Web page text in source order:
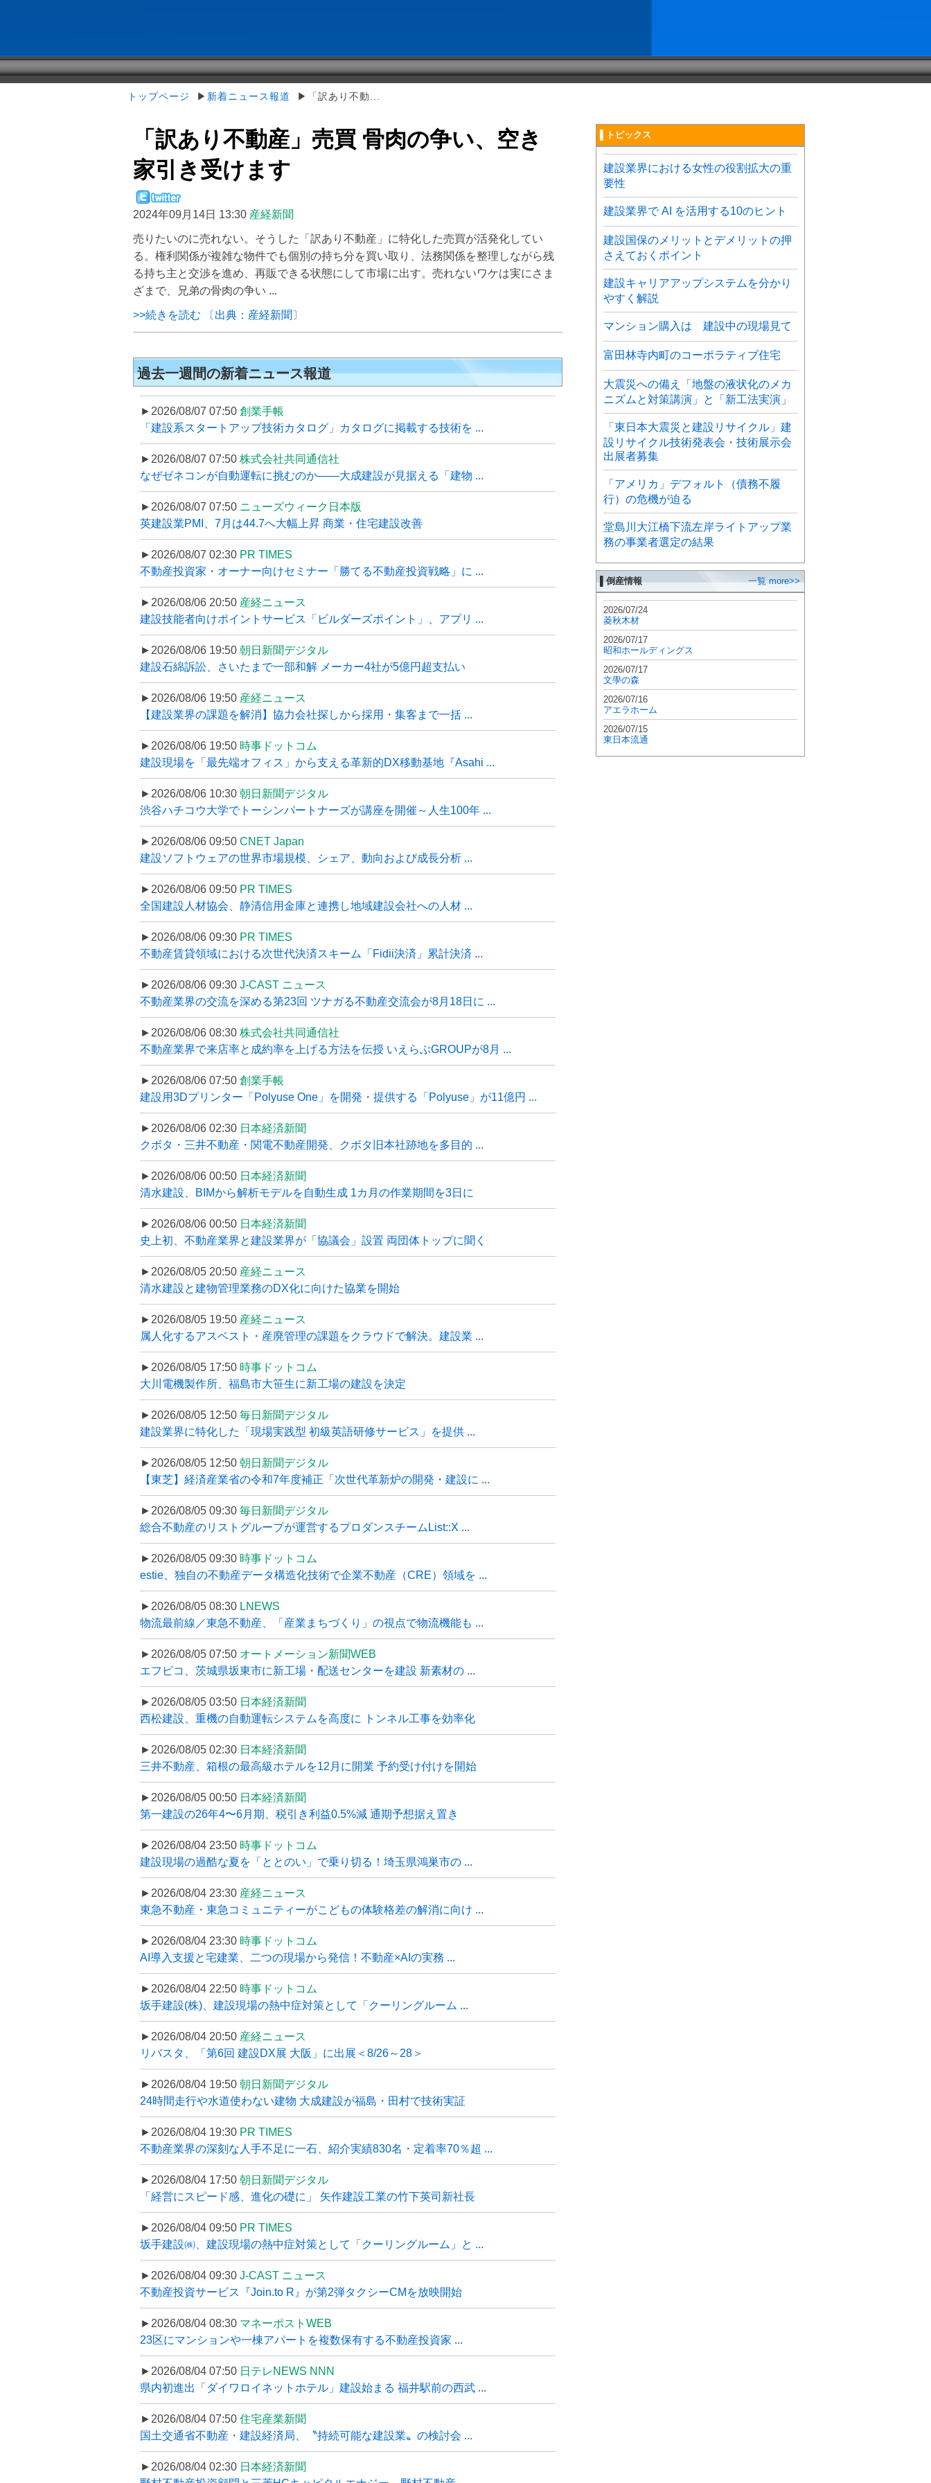
トップページ ▶ 新着ニュース報道 ▶「訳あり不動...
「訳あり不動産」売買 骨肉の争い、空き
家引き受けます
2024年09月14日 13:30 産経新聞
売りたいのに売れない。そうした「訳あり不動産」に特化した売買が活発化してい
る。権利関係が複雑な物件でも個別の持ち分を買い取り、法務関係を整理しながら残
る持ち主と交渉を進め、再販できる状態にして市場に出す。売れないワケは実にさま
ざまで、兄弟の骨肉の争い ...
>>続きを読む 〔出典：産経新聞〕
過去一週間の新着ニュース報道
►2026/08/07 07:50 創業手帳
「建設系スタートアップ技術カタログ」カタログに掲載する技術を ...
►2026/08/07 07:50 株式会社共同通信社
なぜゼネコンが自動運転に挑むのか――大成建設が見据える「建物 ...
►2026/08/07 07:50 ニューズウィーク日本版
英建設業PMI、7月は44.7へ大幅上昇 商業・住宅建設改善
►2026/08/07 02:30 PR TIMES
不動産投資家・オーナー向けセミナー「勝てる不動産投資戦略」に ...
►2026/08/06 20:50 産経ニュース
建設技能者向けポイントサービス「ビルダーズポイント」、アプリ ...
►2026/08/06 19:50 朝日新聞デジタル
建設石綿訴訟、さいたまで一部和解 メーカー4社が5億円超支払い
►2026/08/06 19:50 産経ニュース
【建設業界の課題を解消】協力会社探しから採用・集客まで一括 ...
►2026/08/06 19:50 時事ドットコム
建設現場を「最先端オフィス」から支える革新的DX移動基地『Asahi ...
►2026/08/06 10:30 朝日新聞デジタル
渋谷ハチコウ大学でトーシンパートナーズが講座を開催～人生100年 ...
►2026/08/06 09:50 CNET Japan
建設ソフトウェアの世界市場規模、シェア、動向および成長分析 ...
►2026/08/06 09:50 PR TIMES
全国建設人材協会、静清信用金庫と連携し地域建設会社への人材 ...
►2026/08/06 09:30 PR TIMES
不動産賃貸領域における次世代決済スキーム「Fidii決済」累計決済 ...
►2026/08/06 09:30 J-CAST ニュース
不動産業界の交流を深める第23回 ツナガる不動産交流会が8月18日に ...
►2026/08/06 08:30 株式会社共同通信社
不動産業界で来店率と成約率を上げる方法を伝授 いえらぶGROUPが8月 ...
►2026/08/06 07:50 創業手帳
建設用3Dプリンター「Polyuse One」を開発・提供する「Polyuse」が11億円 ...
►2026/08/06 02:30 日本経済新聞
クボタ・三井不動産・関電不動産開発、クボタ旧本社跡地を多目的 ...
►2026/08/06 00:50 日本経済新聞
清水建設、BIMから解析モデルを自動生成 1カ月の作業期間を3日に
►2026/08/06 00:50 日本経済新聞
史上初、不動産業界と建設業界が「協議会」設置 両団体トップに聞く
►2026/08/05 20:50 産経ニュース
清水建設と建物管理業務のDX化に向けた協業を開始
►2026/08/05 19:50 産経ニュース
属人化するアスベスト・産廃管理の課題をクラウドで解決。建設業 ...
►2026/08/05 17:50 時事ドットコム
大川電機製作所、福島市大笹生に新工場の建設を決定
►2026/08/05 12:50 毎日新聞デジタル
建設業界に特化した「現場実践型 初級英語研修サービス」を提供 ...
►2026/08/05 12:50 朝日新聞デジタル
【東芝】経済産業省の令和7年度補正「次世代革新炉の開発・建設に ...
►2026/08/05 09:30 毎日新聞デジタル
総合不動産のリストグループが運営するプロダンスチームList::X ...
►2026/08/05 09:30 時事ドットコム
estie、独自の不動産データ構造化技術で企業不動産（CRE）領域を ...
►2026/08/05 08:30 LNEWS
物流最前線／東急不動産、「産業まちづくり」の視点で物流機能も ...
►2026/08/05 07:50 オートメーション新聞WEB
エフピコ、茨城県坂東市に新工場・配送センターを建設 新素材の ...
►2026/08/05 03:50 日本経済新聞
西松建設、重機の自動運転システムを高度に トンネル工事を効率化
►2026/08/05 02:30 日本経済新聞
三井不動産、箱根の最高級ホテルを12月に開業 予約受け付けを開始
►2026/08/05 00:50 日本経済新聞
第一建設の26年4〜6月期、税引き利益0.5%減 通期予想据え置き
►2026/08/04 23:50 時事ドットコム
建設現場の過酷な夏を「ととのい」で乗り切る！埼玉県鴻巣市の ...
►2026/08/04 23:30 産経ニュース
東急不動産・東急コミュニティーがこどもの体験格差の解消に向け ...
►2026/08/04 23:30 時事ドットコム
AI導入支援と宅建業、二つの現場から発信！不動産×AIの実務 ...
►2026/08/04 22:50 時事ドットコム
坂手建設(株)、建設現場の熱中症対策として「クーリングルーム ...
►2026/08/04 20:50 産経ニュース
リバスタ、「第6回 建設DX展 大阪」に出展＜8/26～28＞
►2026/08/04 19:50 朝日新聞デジタル
24時間走行や水道使わない建物 大成建設が福島・田村で技術実証
►2026/08/04 19:30 PR TIMES
不動産業界の深刻な人手不足に一石、紹介実績830名・定着率70％超 ...
►2026/08/04 17:50 朝日新聞デジタル
「経営にスピード感、進化の礎に」 矢作建設工業の竹下英司新社長
►2026/08/04 09:50 PR TIMES
坂手建設㈱、建設現場の熱中症対策として「クーリングルーム」と ...
►2026/08/04 09:30 J-CAST ニュース
不動産投資サービス『Join.to R』が第2弾タクシーCMを放映開始
►2026/08/04 08:30 マネーポストWEB
23区にマンションや一棟アパートを複数保有する不動産投資家 ...
►2026/08/04 07:50 日テレNEWS NNN
県内初進出「ダイワロイネットホテル」建設始まる 福井駅前の西武 ...
►2026/08/04 07:50 住宅産業新聞
国土交通省不動産・建設経済局、〝持続可能な建設業〟の検討会 ...
►2026/08/04 02:30 日本経済新聞
▌トピックス
建設業界における女性の役割拡大の重
要性
建設業界で AI を活用する10のヒント
建設国保のメリットとデメリットの押
さえておくポイント
建設キャリアアップシステムを分かり
やすく解説
マンション購入は 建設中の現場見て
富田林寺内町のコーポラティブ住宅
大震災への備え「地盤の液状化のメカ
ニズムと対策講演」と「新工法実演」
「東日本大震災と建設リサイクル」建
設リサイクル技術発表会・技術展示会
出展者募集
「アメリカ」デフォルト（債務不履
行）の危機が迫る
堂島川大江橋下流左岸ライトアップ業
務の事業者選定の結果
▌倒産情報 一覧 more>>
2026/07/24
菱秋木材
2026/07/17
昭和ホールディングス
2026/07/17
文學の森
2026/07/16
アエラホーム
2026/07/15
東日本流通